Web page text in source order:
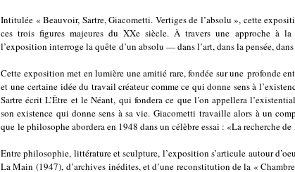
Intitulée « Beauvoir, Sartre, Giacometti. Vertiges de l’absolu », cette
ces trois figures majeures du XXe siècle. À travers une approche à
l’exposition interroge la quête d’un absolu — dans l’art, dans la pensée,
Cette exposition met en lumière une amitié rare, fondée sur une profonde
et une certaine idée du travail créateur comme ce qui donne sens à
Sartre écrit L’Être et le Néant, qui fondera ce que l’on appellera
son existence qui donne sens à sa vie. Giacometti travaille alors à un
que le philosophe abordera en 1948 dans un célèbre essai : «La recherche de
Entre philosophie, littérature et sculpture, l’exposition s’articule autour
La Main (1947), d’archives inédites, et d’une reconstitution de la «